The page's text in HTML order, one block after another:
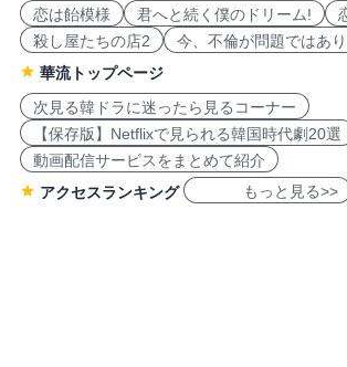
恋は飴模様
君へと続く僕のドリーム!
殺し屋たちの店2
今、不倫が問題ではあ
華流トップページ
次見る韓ドラに迷ったら見るコーナー
【保存版】Netflixで見られる韓国時代劇20選
動画配信サービスをまとめて紹介
アクセスランキング
もっと見る>>